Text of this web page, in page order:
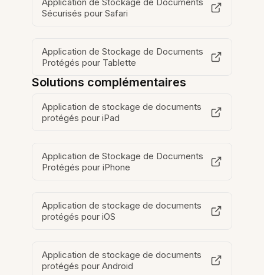
Sécurisés pour Safari
Application de Stockage de Documents
Protégés pour Tablette
Solutions complémentaires
Application de stockage de documents
protégés pour iPad
Application de Stockage de Documents
Protégés pour iPhone
Application de stockage de documents
protégés pour iOS
Application de stockage de documents
protégés pour Android